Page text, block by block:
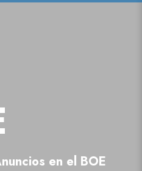
en el BOE